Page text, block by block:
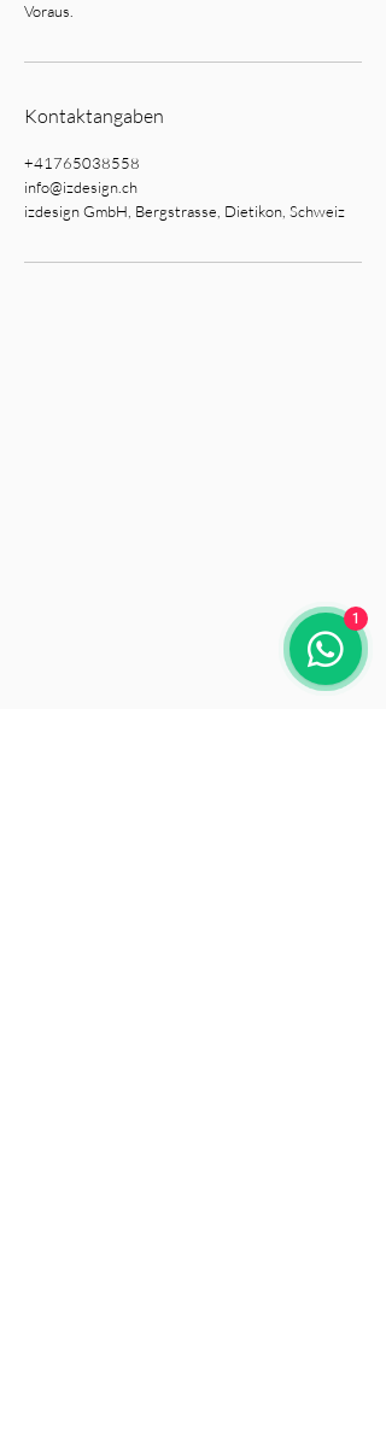
Voraus.
Kontaktangaben
+41765038558
info@izdesign.ch
izdesign GmbH, Bergstrasse, Dietikon, Schweiz
1